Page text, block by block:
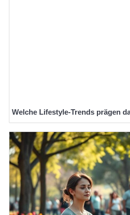
Welche Lifestyle-Trends prägen